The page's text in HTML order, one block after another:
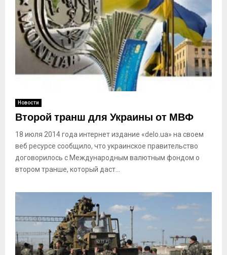
Новости
Второй транш для Украины от МВФ
18 июля 2014 года интернет издание «delo.ua» на своем
веб ресурсе сообщило, что украинское правительство
договорилось с Международным валютным фондом о
втором транше, который даст...